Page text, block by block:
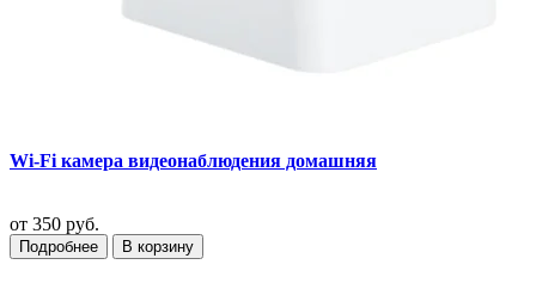
Wi-Fi камера видеонаблюдения домашняя
от 350 руб.
Подробнее В корзину